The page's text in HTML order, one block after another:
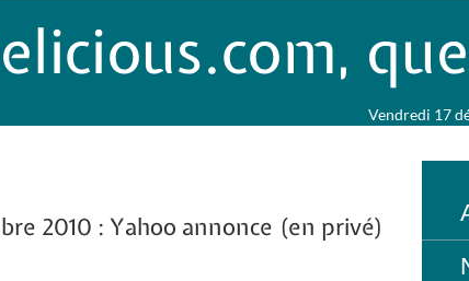
Vendredi 17
2010 : Yahoo annonce (en privé)